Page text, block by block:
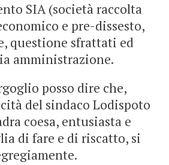
SIA (società raccolta
e pre-dissesto,
questione sfrattati ed
amministrazione.
posso dire che,
del sindaco Lodispoto
coesa, entusiasta e
di fare e di riscatto, si